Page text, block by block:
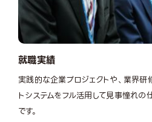
就職実績
実践的な企業プロジェクトや、業界研
トシステムをフル活用して見事憧れ
です。